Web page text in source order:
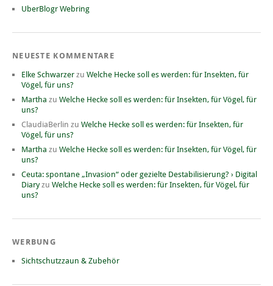
UberBlogr Webring
NEUESTE KOMMENTARE
Elke Schwarzer zu Welche Hecke soll es werden: für Insekten, für
Vögel, für uns?
Martha zu Welche Hecke soll es werden: für Insekten, für Vögel, für
uns?
ClaudiaBerlin zu Welche Hecke soll es werden: für Insekten, für
Vögel, für uns?
Martha zu Welche Hecke soll es werden: für Insekten, für Vögel, für
uns?
Ceuta: spontane „Invasion“ oder gezielte Destabilisierung? › Digital
Diaryzu Welche Hecke soll es werden: für Insekten, für Vögel, für
uns?
WERBUNG
Sichtschutzzaun & Zubehör